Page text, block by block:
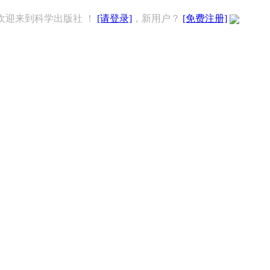
迎来到科学出版社 ！ [请登录] ，新用户？ [免费注册]